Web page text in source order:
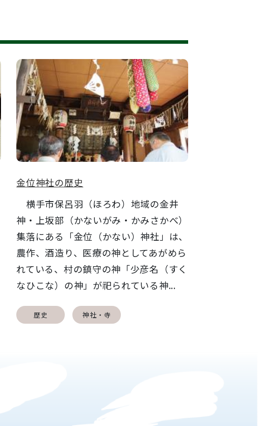
金位神社の歴史
横手市保呂羽（ほろわ）地域の金井
神・上坂部（かないがみ・かみさかべ）
集落にある「金位（かない）神社」は、
農作、酒造り、医療の神としてあがめら
れている、村の鎮守の神「少彦名（すく
なひこな）の神」が祀られている神...
歴史 神社・寺